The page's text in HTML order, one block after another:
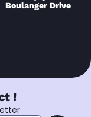
Boulanger Drive
!